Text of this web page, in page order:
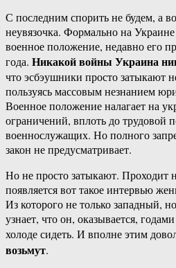
С последним спорить не будем, а
неувязочка. Формально на
военное положение, недавно его
года. Никакой войны Украина
что эсбэушники просто затыкают
пользуясь массовым незнанием
Военное положение налагает на
ограничений, вплоть до трудовой
военнослужащих. Но полного
закон не предусматривает.
Но не просто затыкают. Проходит
появляется вот такое интервью
Из которого не только западный,
узнает, что он, оказывается,
холоде сидеть. И вполне этим
возьмут.